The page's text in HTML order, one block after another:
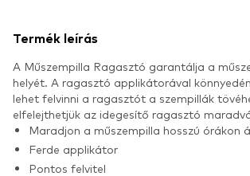
Termék leírás
A Műszempilla Ragasztó garantálja a
helyét. A ragasztó applikátorával
lehet felvinni a ragasztót a szempillák
elfelejthetjük az idegesítő ragasztó
Maradjon a műszempilla hosszú órákon
Ferde applikátor
Pontos felvitel